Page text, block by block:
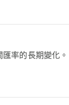
率的長期變化。